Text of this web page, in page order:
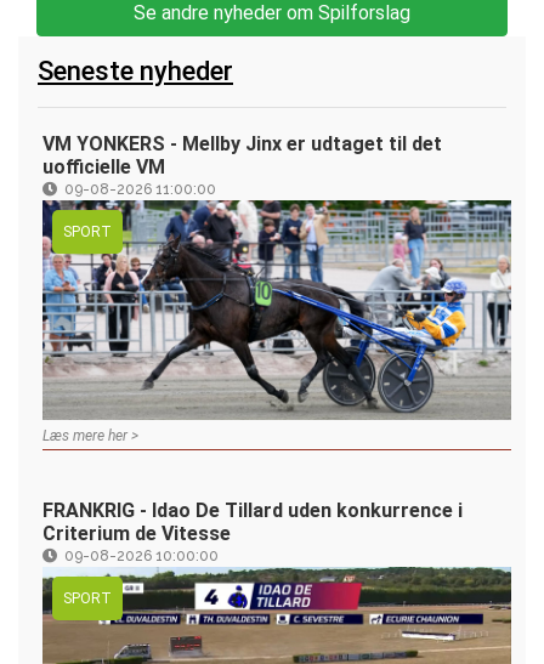
Se andre nyheder om Spilforslag
Seneste nyheder
VM YONKERS - Mellby Jinx er udtaget til det
uofficielle VM
09-08-2026 11:00:00
SPORT
Læs mere her >
FRANKRIG - Idao De Tillard uden konkurrence i
Criterium de Vitesse
09-08-2026 10:00:00
SPORT